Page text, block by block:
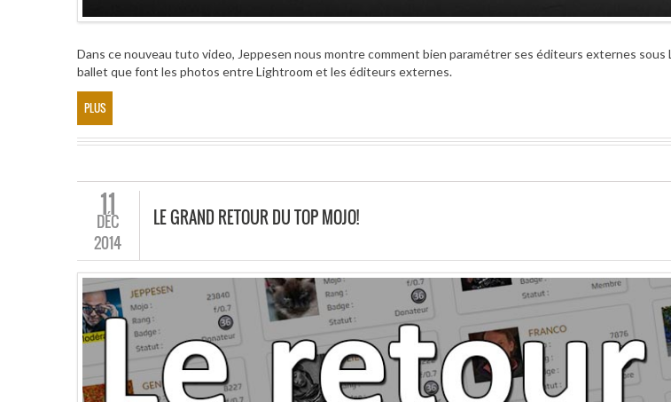
Dans ce nouveau tuto video, Jeppesen nous montre comment bien paramétrer ses éditeurs externes
ballet que font les photos entre Lightroom et les éditeurs externes.
PLUS
11
DÉC
2014
LE GRAND RETOUR DU TOP MOJO!